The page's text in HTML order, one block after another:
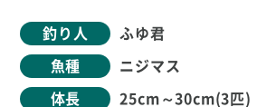
釣り人 ふゆ君
魚種 ニジマス
体長 25cm～30cm(3匹)